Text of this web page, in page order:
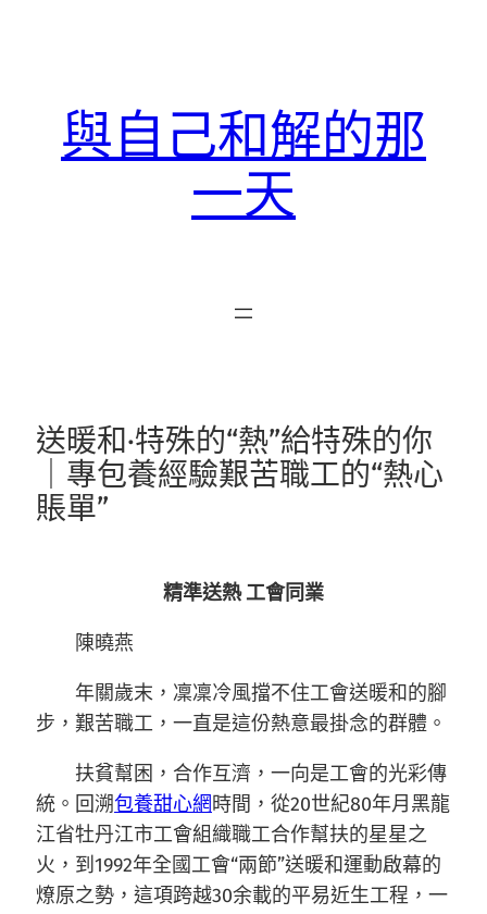
與自己和解的那
一天
送暖和·特殊的“熱”給特殊的你
｜專包養經驗艱苦職工的“熱心
賬單”
精準送熱 工會同業
陳曉燕
年關歲末，凜凜冷風擋不住工會送暖和的腳
步，艱苦職工，一直是這份熱意最掛念的群體。
扶貧幫困，合作互濟，一向是工會的光彩傳
統。回溯包養甜心網時間，從20世紀80年月黑龍
江省牡丹江市工會組織職工合作幫扶的星星之
火，到1992年全國工會“兩節”送暖和運動啟幕的
燎原之勢，這項跨越30余載的平易近生工程，一